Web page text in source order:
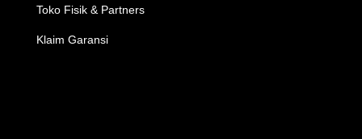
Toko Fisik & Partners
Klaim Garansi